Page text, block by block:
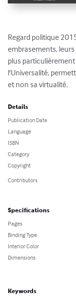
Regard politique
embrasements,
plus particulièrement
l'Universalité,
et non sa virtualité.
Details
Publication Date
Language
ISBN
Category
Copyright
Contributors
Specifications
Pages
Binding Type
Interior Color
Dimensions
Keywords